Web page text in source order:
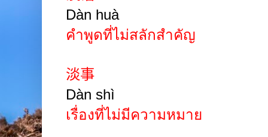
Dàn huà
คำพูดที่ไม่สลักสำคัญ
淡事
Dàn shì
เรื่องที่ไม่มีความหมาย